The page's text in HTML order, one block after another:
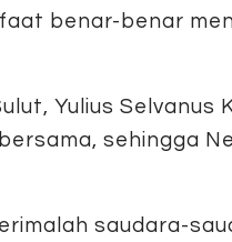
benar-benar
Yulius Selvanus
sehingga
saudara-